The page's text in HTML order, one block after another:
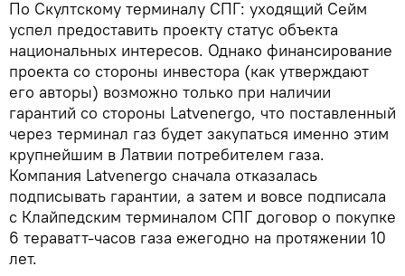
По Скултскому терминалу СПГ: уходящий Сейм
успел предоставить проекту статус объекта
национальных интересов. Однако финансирование
проекта со стороны инвестора (как утверждают
его авторы) возможно только при наличии
гарантий со стороны Latvenergo, что поставленный
через терминал газ будет закупаться именно этим
крупнейшим в Латвии потребителем газа.
Компания Latvenergo сначала отказалась
подписывать гарантии, а затем и вовсе подписала
с Клайпедским терминалом СПГ договор о покупке
6 тераватт-часов газа ежегодно на протяжении 10
лет.